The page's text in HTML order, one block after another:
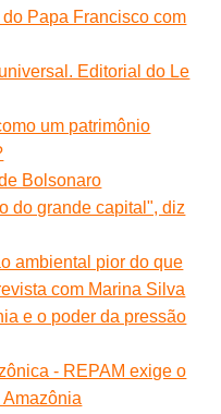
Papa Francisco com
Editorial do Le
um patrimônio
Bolsonaro
do grande capital", diz
ambiental pior do que
com Marina Silva
e o poder da pressão
- REPAM exige o